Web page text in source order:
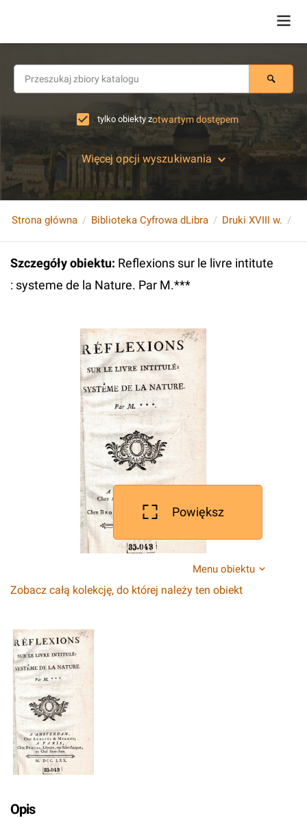
tylko obiekty zotwartym dostępem
Więcej opcji wyszukiwania
Strona główna Biblioteka Cyfrowa dLibra Druki XVIII w.
Szczegóły obiektu: Reflexions sur le livre intitute
: systeme de la Nature. Par M.***
Powiększ
Menu obiektu
Zobacz całą kolekcję, do której należy ten obiekt
Opis